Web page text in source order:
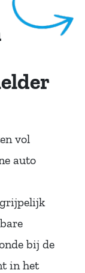
vol
auto
bij de
in het